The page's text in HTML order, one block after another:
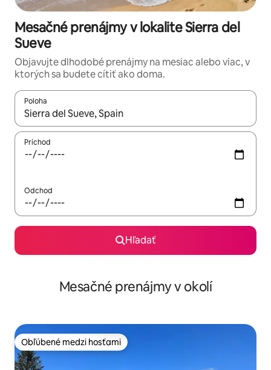
Mesačné prenájmy v lokalite Sierra del
Sueve
Objavujte dlhodobé prenájmy na mesiac alebo viac, v
ktorých sa budete cítiť ako doma.
Poloha
Keď budú výsledky k dispozícii, môžete si ich prechádzať
Príchod
Odchod
Hľadať
Mesačné prenájmy v okolí
Obľúbené medzi hosťami
Obľúbené medzi hosťami